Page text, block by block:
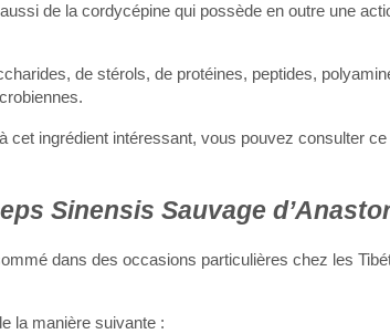
de la cordycépine qui possède en outre une
de stérols, de protéines, peptides,
cet ingrédient intéressant, vous pouvez consulter ce
Sinensis Sauvage
dans des occasions particulières chez les
la manière suivante :